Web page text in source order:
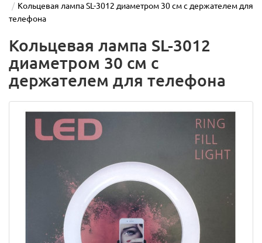
Кольцевая лампа SL-3012 диаметром 30 см с держателем для
телефона
Кольцевая лампа SL-3012
диаметром 30 см с
держателем для телефона